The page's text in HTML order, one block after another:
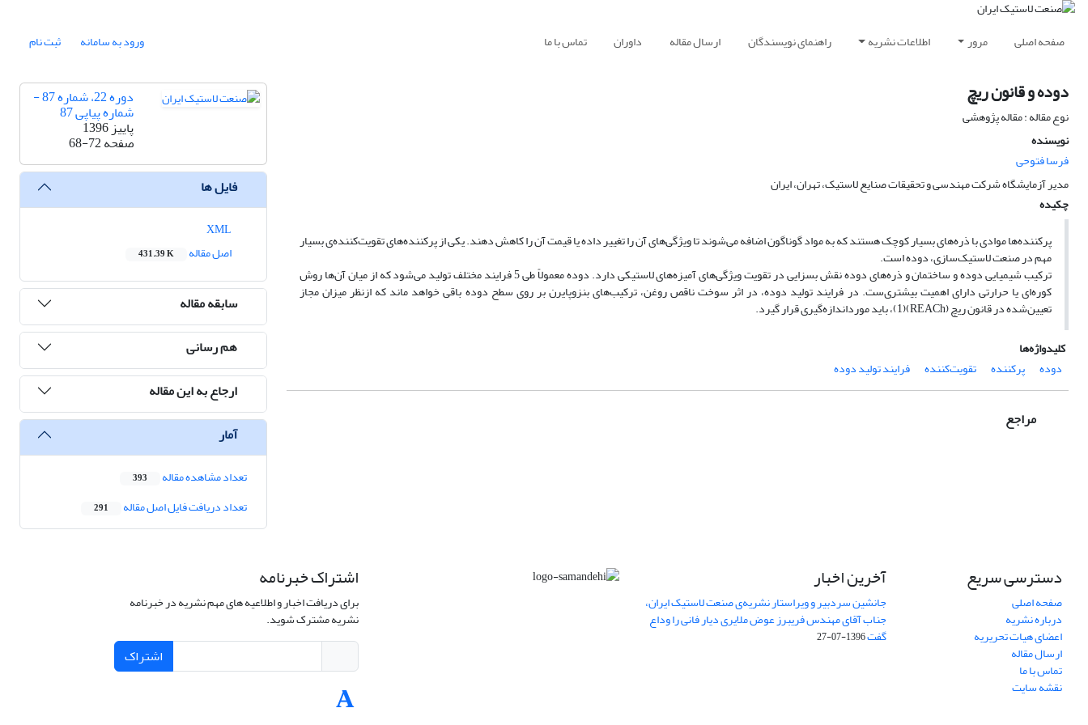
صفحه اصلی مرور اطلاعات نشریه راهنمای نویسندگان ارسال مقاله داوران تماس با ما ورود به سامانه ثبت نام
دوده و قانون ریچ
نوع مقاله : مقاله پژوهشی
نویسنده
فرسا فتوحی
مدیر آزمایشگاه شرکت مهندسی و تحقیقات صنایع لاستیک،‌ تهران، ایران
چکیده
پرکننده‌ها موادی با ذره‌های بسیار کوچک هستند که به مواد گوناگون اضافه می‌شوند تا ویژگی‌های آن را تغییر داده یا قیمت آن را کاهش دهند. یکی از پرکننده‌های تقویت‌کننده‌ی بسیار
مهم در صنعت لاستیک‌سازی، دوده است.
ترکیب شیمیایی دوده و ساختمان و ذره‌های دوده نقش بسزایی در تقویت ویژگی‌های آمیزه‌های لاستیکی دارد. دوده معمولاً طی 5 فرایند مختلف تولید می‌شود که از میان آن‌ها روش
کوره‌ای یا حرارتی دارای اهمیت بیشتری‌ست. در فرایند تولید دوده، در اثر سوخت ناقص روغن، ترکیب‌های بنزوپایرن بر روی سطح دوده باقی خواهد ماند که ازنظر میزان مجاز
تعیین‌شده در قانون ریچ (REACh)(1)، باید مورداندازه‌گیری قرار گیرد.
کلیدواژه‌ها
دوده
پرکننده تقویت‌کننده فرایند تولید دوده
مراجع
دوره 22، شماره 87 -
شماره پیاپی 87
پاییز 1396
صفحه68-72
فایل ها
اصل مقاله
431.39 K
سابقه مقاله
هم رسانی
ارجاع به این مقاله
آمار
تعداد مشاهده مقاله 393
تعداد دریافت فایل اصل مقاله 291
دسترسی سریع
صفحه اصلی
درباره نشریه
اعضای هیات تحریریه
ارسال مقاله
تماس با ما
نقشه سایت
آخرین اخبار
جانشین سردبیر و ویراستار نشریه‌ی صنعت لاستیک ایران،
جناب آقای مهندس فریبرز عوض ملایری دیار فانی را وداع
گفت1396-07-27
اشتراک خبرنامه
برای دریافت اخبار و اطلاعیه های مهم نشریه در خبرنامه
نشریه مشترک شوید.
اشتراک